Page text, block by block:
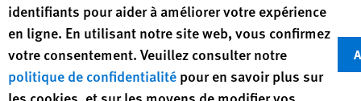
identifiants pour aider à améliorer votre expérience
en ligne. En utilisant notre site web, vous confirmez
votre consentement. Veuillez consulter notre
politique de confidentialité pour en savoir plus sur